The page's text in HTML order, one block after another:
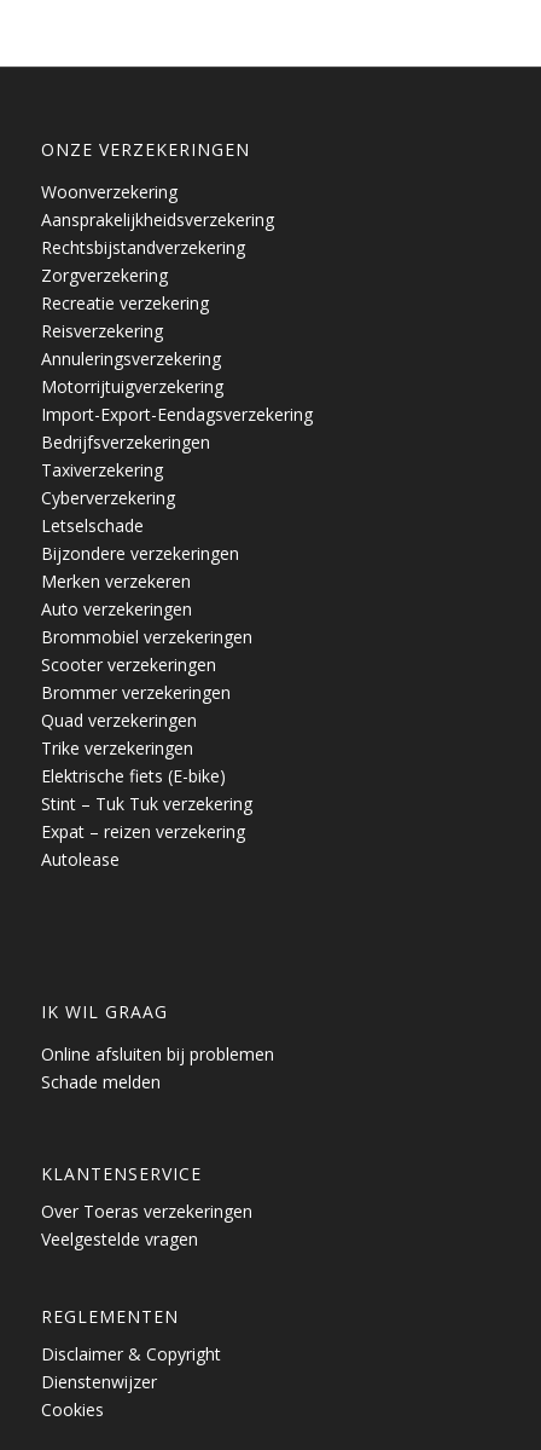
ONZE VERZEKERINGEN
Woonverzekering
Aansprakelijkheidsverzekering
Rechtsbijstandverzekering
Zorgverzekering
Recreatie verzekering
Reisverzekering
Annuleringsverzekering
Motorrijtuigverzekering
Import-Export-Eendagsverzekering
Bedrijfsverzekeringen
Taxiverzekering
Cyberverzekering
Letselschade
Bijzondere verzekeringen
Merken verzekeren
Auto verzekeringen
Brommobiel verzekeringen
Scooter verzekeringen
Brommer verzekeringen
Quad verzekeringen
Trike verzekeringen
Elektrische fiets (E-bike)
Stint – Tuk Tuk verzekering
Expat – reizen verzekering
Autolease
IK WIL GRAAG
Online afsluiten bij problemen
Schade melden
KLANTENSERVICE
Over Toeras verzekeringen
Veelgestelde vragen
REGLEMENTEN
Disclaimer & Copyright
Dienstenwijzer
Cookies